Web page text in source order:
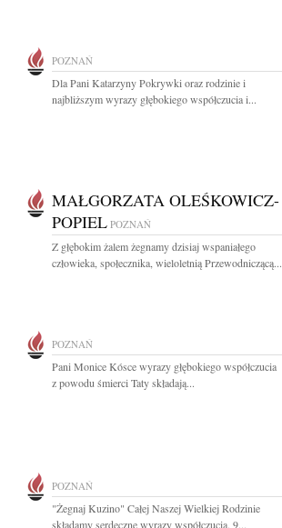
POZNAŃ
Dla Pani Katarzyny Pokrywki oraz rodzinie i
najbliższym wyrazy głębokiego współczucia i...
MAŁGORZATA OLEŚKOWICZ-
POPIEL POZNAŃ
Z głębokim żalem żegnamy dzisiaj wspaniałego
człowieka, społecznika, wieloletnią Przewodniczącą...
POZNAŃ
Pani Monice Kósce wyrazy głębokiego współczucia
z powodu śmierci Taty składają...
POZNAŃ
"Żegnaj Kuzino" Całej Naszej Wielkiej Rodzinie
składamy serdeczne wyrazy współczucia. 9...